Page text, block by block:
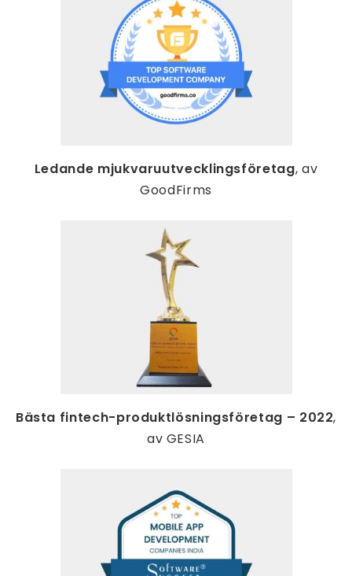
Ledande mjukvaruutvecklingsföretag, av
GoodFirms
Bästa fintech-produktlösningsföretag – 2022,
av GESIA